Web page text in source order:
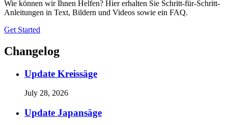
Wie können wir Ihnen Helfen? Hier erhalten Sie Schritt-für-Schritt-
Anleitungen in Text, Bildern und Videos sowie ein FAQ.
Get Started
Changelog
Update Kreissäge
July 28, 2026
Update Japansäge